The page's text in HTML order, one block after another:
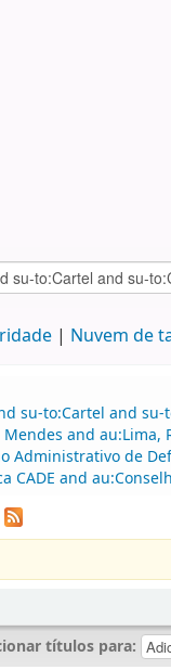
Nuvem de
su-to:Cartel and
and
de
and
títulos para: